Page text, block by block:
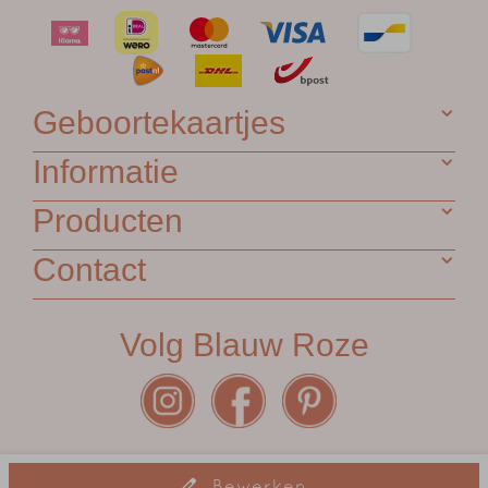
Geboortekaartjes
Informatie
Producten
Contact
Volg Blauw Roze
Algemene voorwaarden •Garantie •Privacy Statement